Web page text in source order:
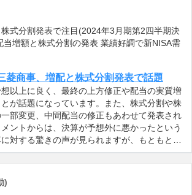
式分割発表で注目(2024年3月期第2四半期決
当増額と株式分割の発表 業績好調で新NISA需
菱商事、増配と株式分割発表で話題
以上に良く、最終の上方修正や配当の実質増
が話題になっています。また、株式分割や株
部変更、中間配当の修正もあわせて発表され
ントからは、決算が予想外に悪かったという
対する驚きの声が見られますが、もともと…
)